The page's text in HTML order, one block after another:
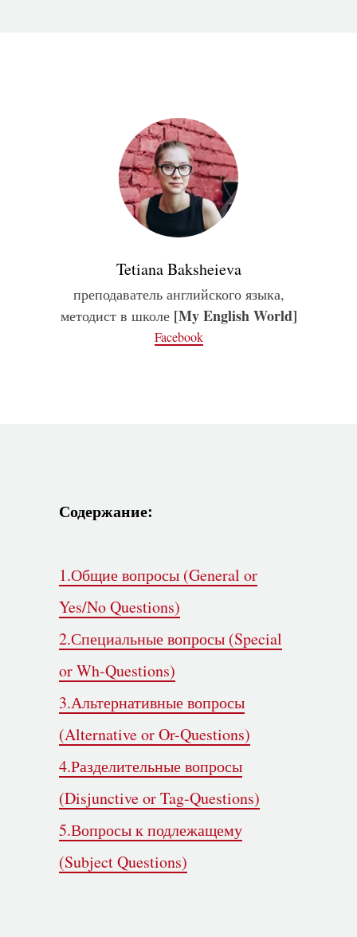
Tetiana Baksheieva
преподаватель английского языка,
методист в школе [My English World]
Facebook
Содержание:
1.Общие вопросы (General or
Yes/No Questions)
2.Специальные вопросы (Special
or Wh-Questions)
3.Альтернативные вопросы
(Alternative or Or-Questions)
4.Разделительные вопросы
(Disjunctive or Tag-Questions)
5.Вопросы к подлежащему
(Subject Questions)